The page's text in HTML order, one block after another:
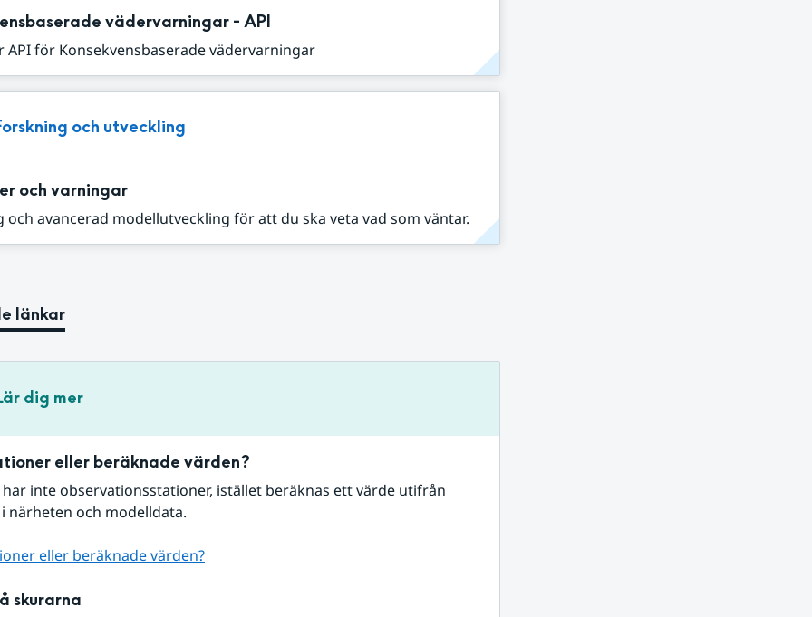
vädervarningar - API
API för Konsekvensbaserade vädervarningar
och utveckling
och varningar
och avancerad modellutveckling för att du ska veta vad som väntar.
länkar
dig mer
eller beräknade värden?
inte observationsstationer, istället beräknas ett värde utifrån
närheten och modelldata.
eller beräknade värden?
skurarna